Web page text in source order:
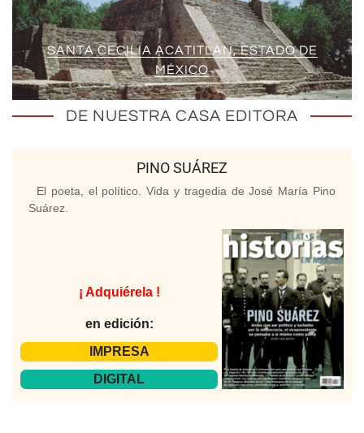
SANTA CECILIA ACATITLAN, ESTADO DE
MÉXICO
DE NUESTRA CASA EDITORA
PINO SUÁREZ
El poeta, el político. Vida y tragedia de José María Pino
Suárez.
¡ Adquiérela !
en edición:
IMPRESA
DIGITAL